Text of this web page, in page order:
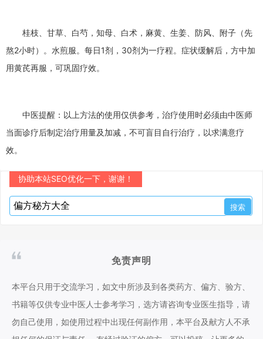
桂枝、甘草、白芍，知母、白术，麻黄、生姜、防风、附子（先
熬2小时）。水煎服。每日1剂，30剂为一疗程。症状缓解后，方中加
用黄芪再服，可巩固疗效。
中医提醒：以上方法的使用仅供参考，治疗使用时必须由中医师
当面诊疗后制定治疗用量及加减，不可盲目自行治疗，以求满意疗
效。
协助本站SEO优化一下，谢谢！
免责声明
本平台只用于交流学习，如文中所涉及到各类药方、偏方、验方、
书籍等仅供专业中医人士参考学习，选方请咨询专业医生指导，请
勿自己使用，如使用过程中出现任何副作用，本平台及献方人不承